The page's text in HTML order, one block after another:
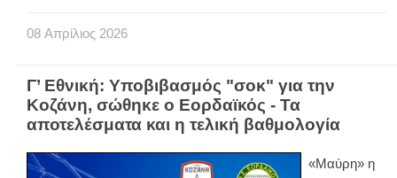
08 Απρίλιος 2026
Γ’ Εθνική: Υποβιβασμός "σοκ" για την
Κοζάνη, σώθηκε ο Εορδαϊκός - Τα
αποτελέσματα και η τελική βαθμολογία
«Μαύρη» η